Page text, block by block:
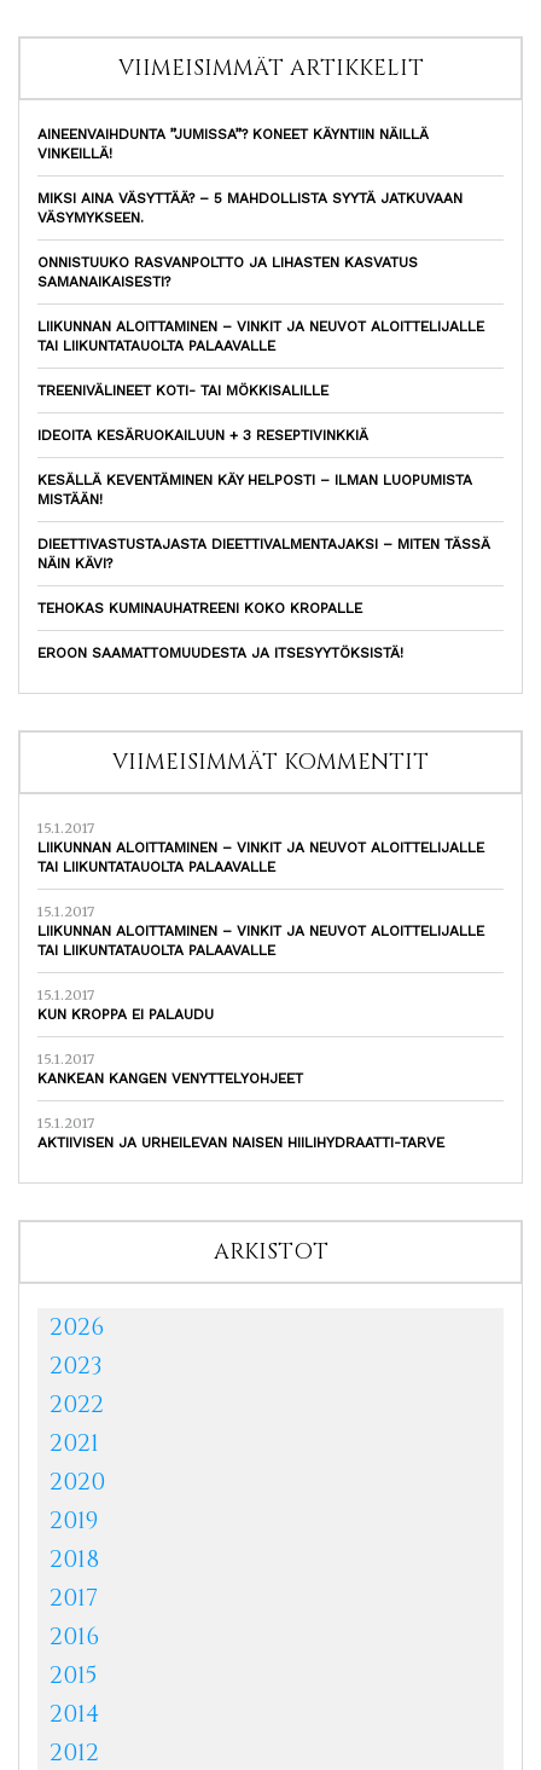
VIIMEISIMMÄT ARTIKKELIT
AINEENVAIHDUNTA ”JUMISSA”? KONEET KÄYNTIIN NÄILLÄ
VINKEILLÄ!
MIKSI AINA VÄSYTTÄÄ? – 5 MAHDOLLISTA SYYTÄ JATKUVAAN
VÄSYMYKSEEN.
ONNISTUUKO RASVANPOLTTO JA LIHASTEN KASVATUS
SAMANAIKAISESTI?
LIIKUNNAN ALOITTAMINEN – VINKIT JA NEUVOT ALOITTELIJALLE
TAI LIIKUNTATAUOLTA PALAAVALLE
TREENIVÄLINEET KOTI- TAI MÖKKISALILLE
IDEOITA KESÄRUOKAILUUN + 3 RESEPTIVINKKIÄ
KESÄLLÄ KEVENTÄMINEN KÄY HELPOSTI – ILMAN LUOPUMISTA
MISTÄÄN!
DIEETTIVASTUSTAJASTA DIEETTIVALMENTAJAKSI – MITEN TÄSSÄ
NÄIN KÄVI?
TEHOKAS KUMINAUHATREENI KOKO KROPALLE
EROON SAAMATTOMUUDESTA JA ITSESYYTÖKSISTÄ!
VIIMEISIMMÄT KOMMENTIT
15.1.2017
LIIKUNNAN ALOITTAMINEN – VINKIT JA NEUVOT ALOITTELIJALLE
TAI LIIKUNTATAUOLTA PALAAVALLE
15.1.2017
LIIKUNNAN ALOITTAMINEN – VINKIT JA NEUVOT ALOITTELIJALLE
TAI LIIKUNTATAUOLTA PALAAVALLE
15.1.2017
KUN KROPPA EI PALAUDU
15.1.2017
KANKEAN KANGEN VENYTTELYOHJEET
15.1.2017
AKTIIVISEN JA URHEILEVAN NAISEN HIILIHYDRAATTI-TARVE
ARKISTOT
2026
2023
2022
2021
2020
2019
2018
2017
2016
2015
2014
2012